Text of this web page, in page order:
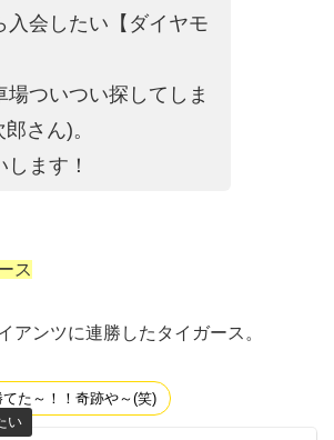
入会したい【ダイヤモ
場ついつい探してしま
郎さん)。
ます！
ス
アンツに連勝したタイガース。
た～！！奇跡や～(笑)